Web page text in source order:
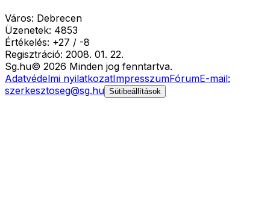
Város: Debrecen
Üzenetek: 4853
Értékelés: +27 / -8
Regisztráció: 2008. 01. 22.
Sg.hu© 2026 Minden jog fenntartva.
Adatvédelmi nyilatkozatImpresszumFórumE-mail:
szerkesztoseg@sg.hu Sütibeállítások